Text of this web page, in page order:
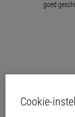
goed
Cookie-